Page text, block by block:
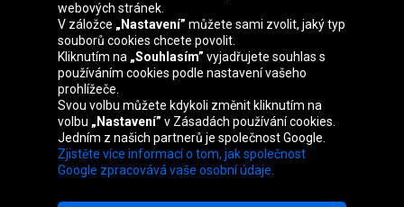
France Italia Magyarország Nederland
Österreich Polska
Slovenská
republika
United
Kingdom
webových stránek.
V záložce „Nastavení” můžete sami zvolit, jaký typ
souborů cookies chcete povolit.
Kliknutím na „Souhlasím” vyjadřujete souhlas s
používáním cookies podle nastavení vašeho
prohlížeče.
Svou volbu můžete kdykoli změnit kliknutím na
volbu „Nastavení” v Zásadách používání cookies.
Jedním z našich partnerů je společnost Google.
Zjistěte více informací o tom, jak společnost
Google zpracovává vaše osobní údaje.